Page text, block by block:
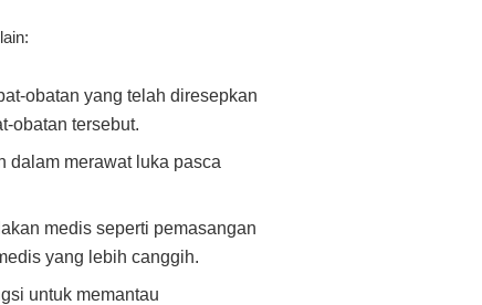
obatan yang telah diresepkan
obatan tersebut.
dalam merawat luka pasca
medis seperti pemasangan
yang lebih canggih.
untuk memantau